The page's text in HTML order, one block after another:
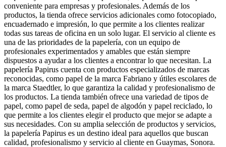
conveniente para empresas y profesionales. Además de los
productos, la tienda ofrece servicios adicionales como fotocopiado,
encuadernado e impresión, lo que permite a los clientes realizar
todas sus tareas de oficina en un solo lugar. El servicio al cliente es
una de las prioridades de la papelería, con un equipo de
profesionales experimentados y amables que están siempre
dispuestos a ayudar a los clientes a encontrar lo que necesitan. La
papelería Papirus cuenta con productos especializados de marcas
reconocidas, como papel de la marca Fabriano y útiles escolares de
la marca Staedtler, lo que garantiza la calidad y profesionalismo de
los productos. La tienda también ofrece una variedad de tipos de
papel, como papel de seda, papel de algodón y papel reciclado, lo
que permite a los clientes elegir el producto que mejor se adapte a
sus necesidades. Con su amplia selección de productos y servicios,
la papelería Papirus es un destino ideal para aquellos que buscan
calidad, profesionalismo y servicio al cliente en Guaymas, Sonora.